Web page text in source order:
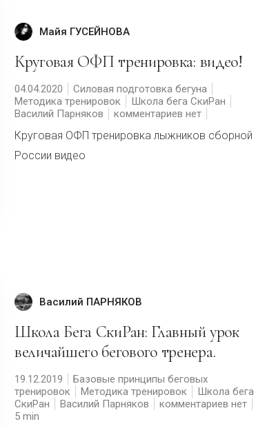
Майя ГУСЕЙНОВА
Круговая ОФП тренировка: видео!
04.04.2020
Силовая подготовка бегуна
Методика тренировок
Школа бега СкиРан
Василий Парняков
комментариев нет
Круговая ОФП тренировка лыжников сборной
России видео
Василий ПАРНЯКОВ
Школа Бега СкиРан: Главный урок
величайшего бегового тренера.
19.12.2019
Базовые принципы беговых
тренировок
Методика тренировок
Школа бега
СкиРан
Василий Парняков
комментариев нет
5